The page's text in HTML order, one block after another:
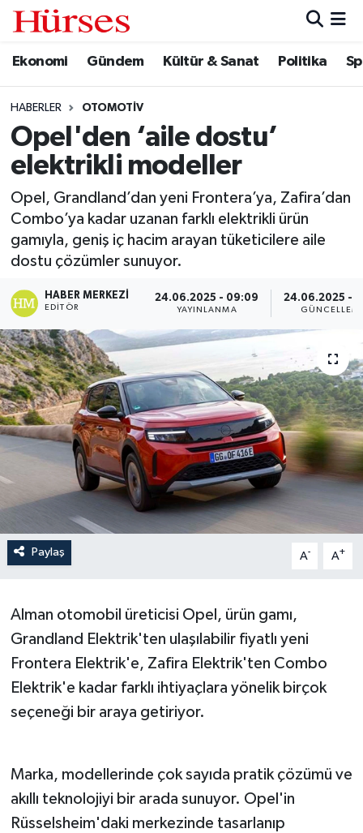
Ekonomi Gündem Kültür & Sanat Politika
HABERLER OTOMOTIV
Opel'den ‘aile dostu’
elektrikli modeller
Opel, Grandland’dan yeni Frontera’ya, Zafira’dan
Combo’ya kadar uzanan farklı elektrikli ürün
gamıyla, geniş iç hacim arayan tüketicilere aile
dostu çözümler sunuyor.
HABER MERKEZI
EDITÖR
24.06.2025 - 09:09
YAYINLANMA
24.06.2025 -
Paylaş A- A+
Alman otomobil üreticisi Opel, ürün gamı,
Grandland Elektrik'ten ulaşılabilir fiyatlı yeni
Frontera Elektrik'e, Zafira Elektrik'ten Combo
Elektrik'e kadar farklı ihtiyaçlara yönelik birçok
seçeneği bir araya getiriyor.
Marka, modellerinde çok sayıda pratik çözümü ve
akıllı teknolojiyi bir arada sunuyor. Opel'in
Rüsselsheim'daki merkezinde tasarlanıp
Ekonomi
Gündem
Kültür & Sanat
Spor
Turizm
Hava Durumu
Trafik Durumu
Süper Lig Puan Durumu ve Fikstür
Son Dakika Haberleri
Haber Arşivi